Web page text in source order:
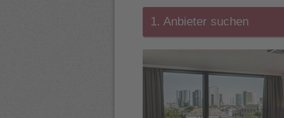
1. Anbieter suchen